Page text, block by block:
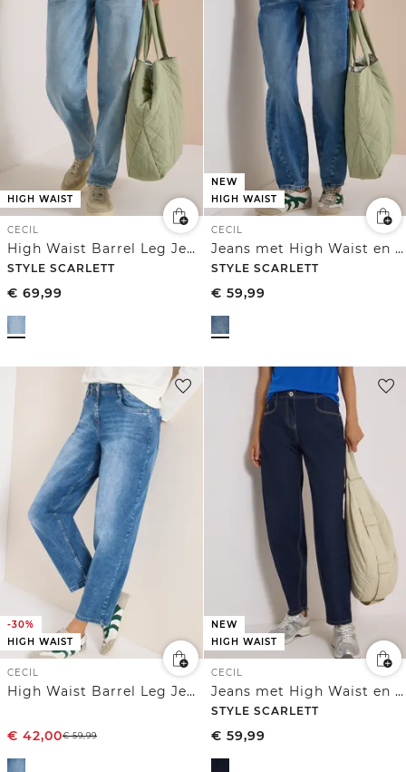
HIGH WAIST
CECIL
High Waist Barrel Leg Jeans in Loose Fit
STYLE SCARLETT
€ 69,99
NEW
HIGH WAIST
CECIL
Jeans met High Waist en wijd uitlopende pijpen in een Loose Fit-pasvorm
STYLE SCARLETT
€ 59,99
-30%
HIGH WAIST
CECIL
High Waist Barrel Leg Jeans in Loose Fit
€ 42,00€59,99
NEW
HIGH WAIST
CECIL
Jeans met High Waist en wijd uitlopende pijpen in een Loose Fit pasvorm
STYLE SCARLETT
€ 59,99